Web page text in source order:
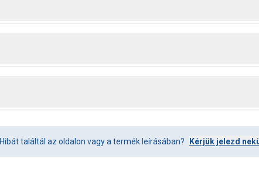
Hibát találtál az oldalon vagy a termék leírásában? Kérjük jelezd